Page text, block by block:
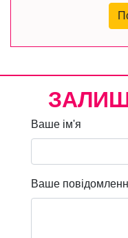
Ваше ім'я
Ваше